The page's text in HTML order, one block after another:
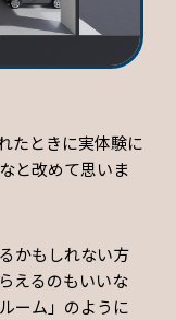
たときに実体験に
と改めて思いま
かもしれない方
えるのもいいな
ーム」のように